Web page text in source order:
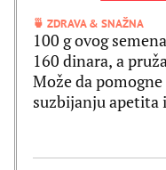
🍵 ZDRAVA & SNAŽNA
100 g ovog
160 dinara, a
Može da pomogne
suzbijanju apetita